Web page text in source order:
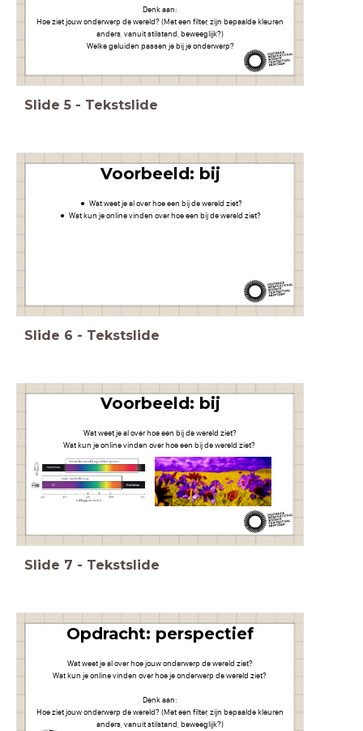
Denk aan:
Hoe ziet jouw onderwerp de wereld? (Met een filter, zijn bepaalde kleuren
anders, vanuit stilstand, beweeglijk?)
Welke geluiden passen je bij je onderwerp?
Slide 5 - Tekstslide
Voorbeeld: bij
Wat weet je al over hoe een bij de wereld ziet?
Wat kun je online vinden over hoe een bij de wereld ziet?
Slide 6 - Tekstslide
Voorbeeld: bij
Wat weet je al over hoe een bij de wereld ziet?
Wat kun je online vinden over hoe een bij de wereld ziet?
Slide 7 - Tekstslide
Opdracht: perspectief
Wat weet je al over hoe jouw onderwerp de wereld ziet?
Wat kun je online vinden over hoe je onderwerp de wereld ziet?
Denk aan:
Hoe ziet jouw onderwerp de wereld? (Met een filter, zijn bepaalde kleuren
anders, vanuit stilstand, beweeglijk?)